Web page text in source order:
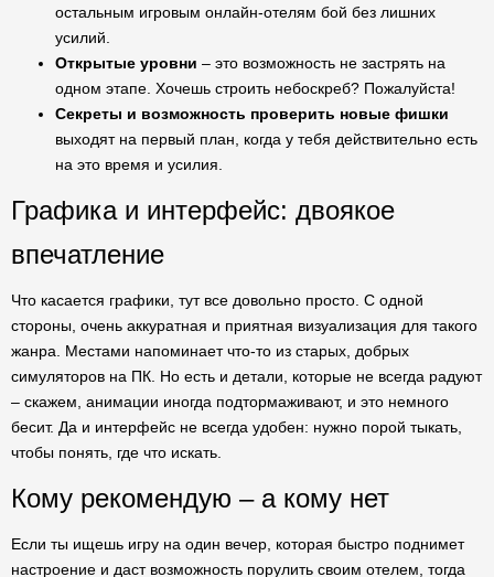
остальным игровым онлайн-отелям бой без лишних
усилий.
Открытые уровни – это возможность не застрять на
одном этапе. Хочешь строить небоскреб? Пожалуйста!
Секреты и возможность проверить новые фишки
выходят на первый план, когда у тебя действительно есть
на это время и усилия.
Графика и интерфейс: двоякое
впечатление
Что касается графики, тут все довольно просто. С одной
стороны, очень аккуратная и приятная визуализация для такого
жанра. Местами напоминает что-то из старых, добрых
симуляторов на ПК. Но есть и детали, которые не всегда радуют
– скажем, анимации иногда подтормаживают, и это немного
бесит. Да и интерфейс не всегда удобен: нужно порой тыкать,
чтобы понять, где что искать.
Кому рекомендую – а кому нет
Если ты ищешь игру на один вечер, которая быстро поднимет
настроение и даст возможность порулить своим отелем, тогда